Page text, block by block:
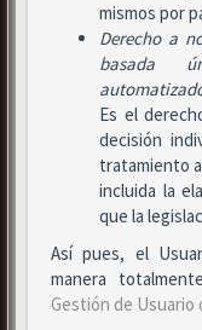
mismos por
Derecho a
basada
Es el
decisión
tratamiento
incluida la
que la
Así pues, el
manera
Gestión de Usuario